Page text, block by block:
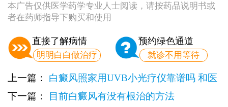
本广告仅供医学药学专业人士阅读，请按药品说明书或
者在药师指导下购买和使用
直接了解病情
明明白白做治疗
预约绿色通道
就诊不用等待
上一篇： 白癜风照家用UVB小光疗仪靠谱吗 和医
院效果差多少
下一篇： 目前白癜风有没有根治的方法